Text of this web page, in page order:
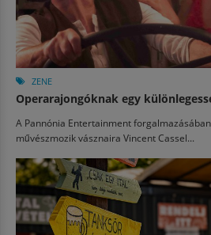
ZENE
Operarajongóknak egy
A Pannónia Entertainment
művészmozik vásznaira Vincent Cassel...